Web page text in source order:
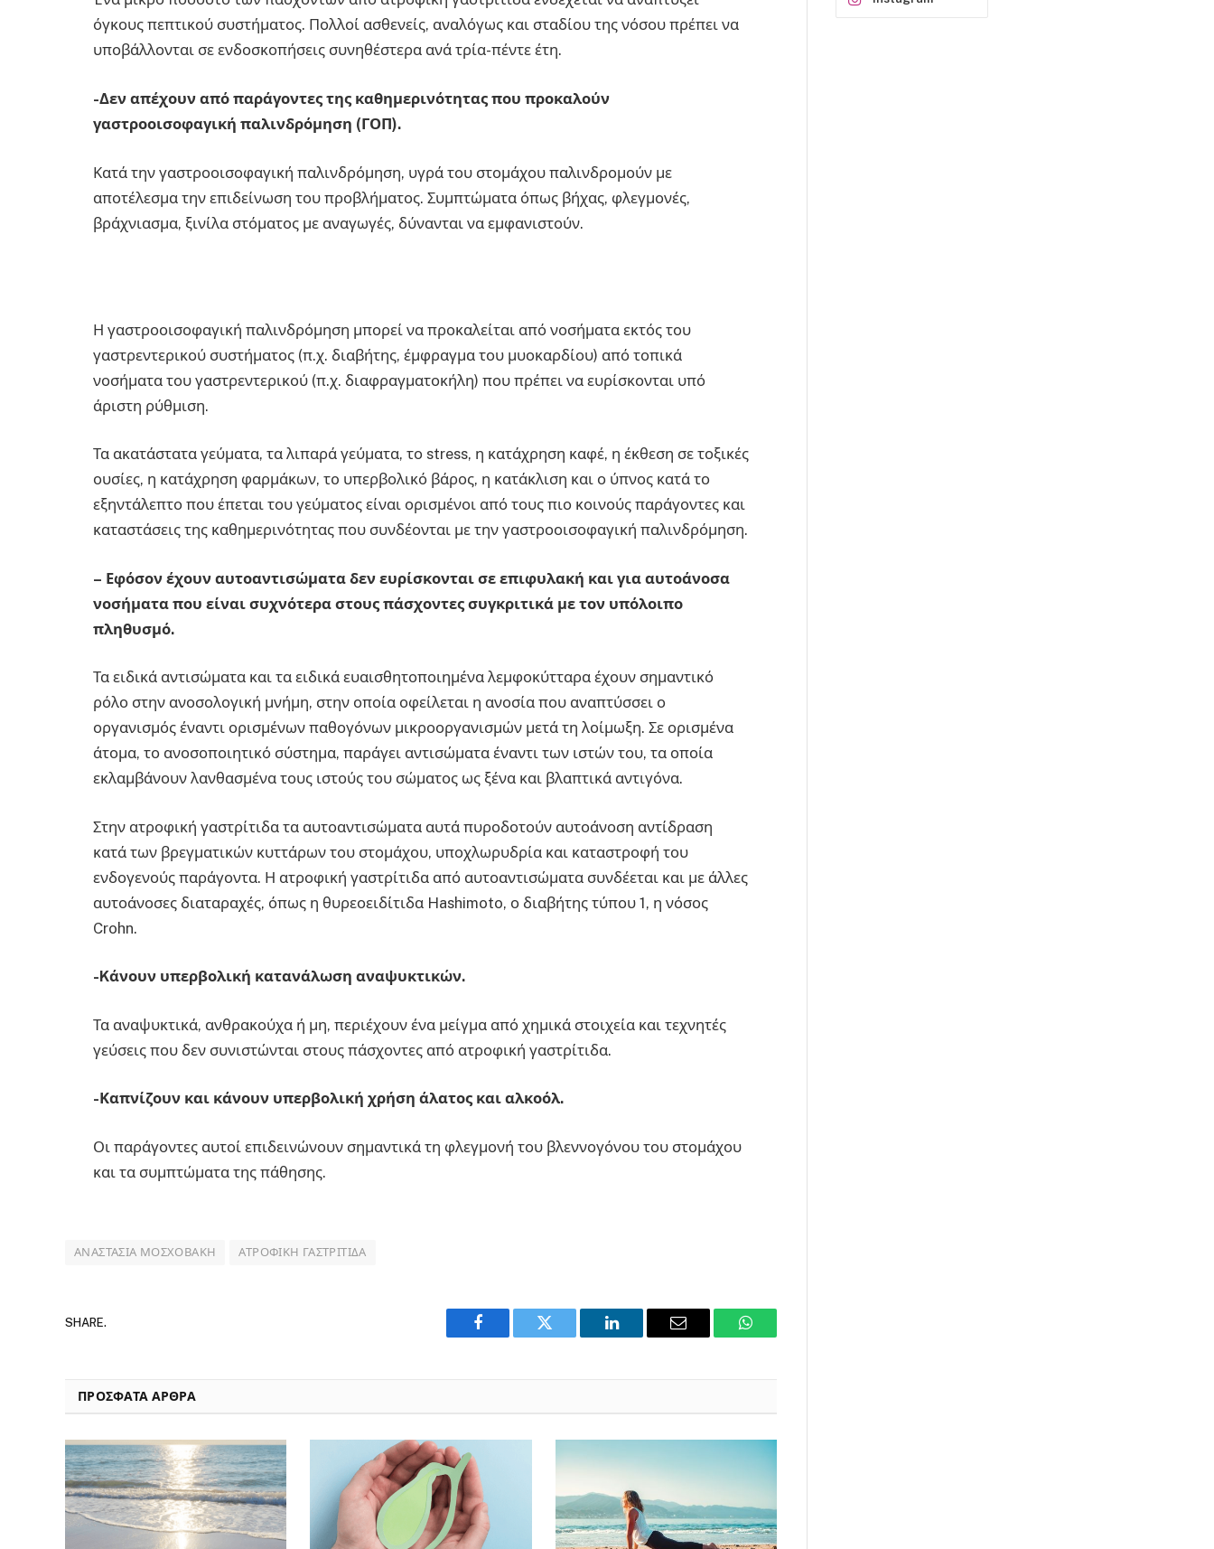
όγκους πεπτικού συστήματος. Πολλοί ασθενείς, αναλόγως και σταδίου της νόσου πρέπει να
υποβάλλονται σε ενδοσκοπήσεις συνηθέστερα ανά τρία-πέντε έτη.
-Δεν απέχουν από παράγοντες της καθημερινότητας που προκαλούν
γαστροοισοφαγική παλινδρόμηση (ΓΟΠ).
Κατά την γαστροοισοφαγική παλινδρόμηση, υγρά του στομάχου παλινδρομούν με
αποτέλεσμα την επιδείνωση του προβλήματος. Συμπτώματα όπως βήχας, φλεγμονές,
βράχνιασμα, ξινίλα στόματος με αναγωγές, δύνανται να εμφανιστούν.
Η γαστροοισοφαγική παλινδρόμηση μπορεί να προκαλείται από νοσήματα εκτός του
γαστρεντερικού συστήματος (π.χ. διαβήτης, έμφραγμα του μυοκαρδίου) από τοπικά
νοσήματα του γαστρεντερικού (π.χ. διαφραγματοκήλη) που πρέπει να ευρίσκονται υπό
άριστη ρύθμιση.
Τα ακατάστατα γεύματα, τα λιπαρά γεύματα, το stress, η κατάχρηση καφέ, η έκθεση σε τοξικές
ουσίες, η κατάχρηση φαρμάκων, τo υπερβολικό βάρος, η κατάκλιση και ο ύπνος κατά το
εξηντάλεπτο που έπεται του γεύματος είναι ορισμένοι από τους πιο κοινούς παράγοντες και
καταστάσεις της καθημερινότητας που συνδέονται με την γαστροοισοφαγική παλινδρόμηση.
– Εφόσον έχουν αυτοαντισώματα δεν ευρίσκονται σε επιφυλακή και για αυτοάνοσα
νοσήματα που είναι συχνότερα στους πάσχοντες συγκριτικά με τον υπόλοιπο
πληθυσμό.
Τα ειδικά αντισώματα και τα ειδικά ευαισθητοποιημένα λεμφοκύτταρα έχουν σημαντικό
ρόλο στην ανοσολογική μνήμη, στην οποία οφείλεται η ανοσία που αναπτύσσει ο
οργανισμός έναντι ορισμένων παθογόνων μικροοργανισμών μετά τη λοίμωξη. Σε ορισμένα
άτομα, το ανοσοποιητικό σύστημα, παράγει αντισώματα έναντι των ιστών του, τα οποία
εκλαμβάνουν λανθασμένα τους ιστούς του σώματος ως ξένα και βλαπτικά αντιγόνα.
Στην ατροφική γαστρίτιδα τα αυτοαντισώματα αυτά πυροδοτούν αυτοάνοση αντίδραση
κατά των βρεγματικών κυττάρων του στομάχου, υποχλωρυδρία και καταστροφή του
ενδογενούς παράγοντα. Η ατροφική γαστρίτιδα από αυτοαντισώματα συνδέεται και με άλλες
αυτοάνοσες διαταραχές, όπως η θυρεοειδίτιδα Hashimoto, ο διαβήτης τύπου 1, η νόσος
Crohn.
-Kάνουν υπερβολική κατανάλωση αναψυκτικών.
Τα αναψυκτικά, ανθρακούχα ή μη, περιέχουν ένα μείγμα από χημικά στοιχεία και τεχνητές
γεύσεις που δεν συνιστώνται στους πάσχοντες από ατροφική γαστρίτιδα.
-Καπνίζουν και κάνουν υπερβολική χρήση άλατος και αλκοόλ.
Οι παράγοντες αυτοί επιδεινώνουν σημαντικά τη φλεγμονή του βλεννογόνου του στομάχου
και τα συμπτώματα της πάθησης.
ΑΝΑΣΤΑΣΊΑ ΜΟΣΧΟΒΆΚΗ ΑΤΡΟΦΙΚΉ ΓΑΣΤΡΊΤΙΔΑ
SHARE.
Facebook Twitter LinkedIn Email WhatsApp
ΠΡΟΣΦΑΤΑ ΑΡΘΡΑ